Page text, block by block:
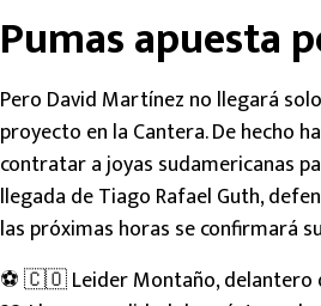
Pumas apuesta
Pero David Martínez no llegará
proyecto en la Cantera. De hecho
contratar a joyas sudamericanas
llegada de Tiago Rafael Guth,
las próximas horas se confirmará
⚽ 🇨🇴 Leider Montaño, delantero